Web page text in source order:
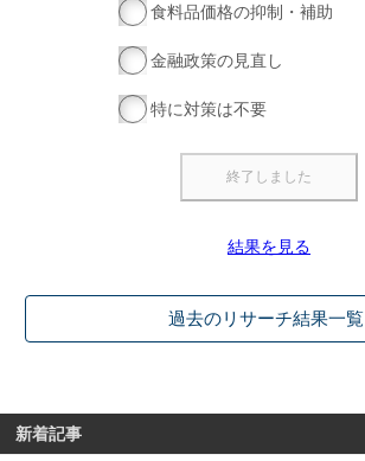
食料品価格の抑制・補助
金融政策の見直し
特に対策は不要
結果を見る
過去のリサーチ結果一覧
新着記事